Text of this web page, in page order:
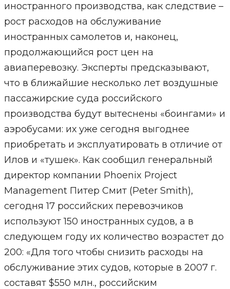
иностранного производства, как следствие –
рост расходов на обслуживание
иностранных самолетов и, наконец,
продолжающийся рост цен на
авиаперевозку. Эксперты предсказывают,
что в ближайшие несколько лет воздушные
пассажирские суда российского
производства будут вытеснены «боингами» и
аэробусами: их уже сегодня выгоднее
приобретать и эксплуатировать в отличие от
Илов и «тушек». Как сообщил генеральный
директор компании Phoenix Project
Management Питер Смит (Peter Smith),
сегодня 17 российских перевозчиков
используют 150 иностранных судов, а в
следующем году их количество возрастет до
200: «Для того чтобы снизить расходы на
обслуживание этих судов, которые в 2007 г.
составят $550 млн., российским